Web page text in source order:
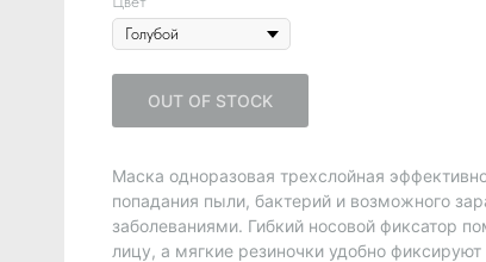
OUT OF STOCK
Маска одноразовая трехслойная
попадания пыли, бактерий и возможного
заболеваниями. Гибкий носовой фиксатор
лицу, а мягкие резиночки удобно